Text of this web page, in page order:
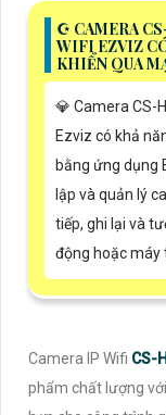
☪ CAMERA
WIFI EZVIZ
KHIỂN QUA
💎 Camera CS-
Ezviz có khả
bằng ứng dụng
lập và quản lý
tiếp, ghi lại và
động hoặc máy
Camera IP Wifi CS-
phẩm chất lượng